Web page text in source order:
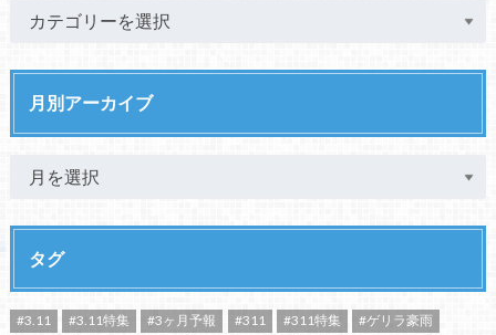
月別アーカイブ
タグ
#3.11 #3.11特集 #3ヶ月予報 #311 #311特集
#ゲリラ豪雨